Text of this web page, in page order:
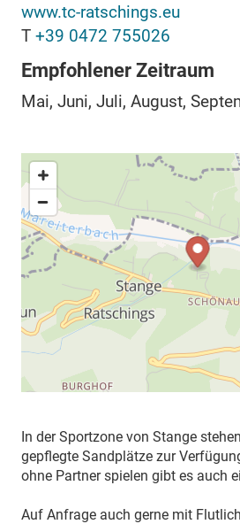
www.tc-ratschings.eu
T +39 0472 755026
Empfohlener Zeitraum
Mai, Juni, Juli, August,
In der Sportzone von Stange
gepflegte Sandplätze zur
ohne Partner spielen gibt es auch
Auf Anfrage auch gerne mit